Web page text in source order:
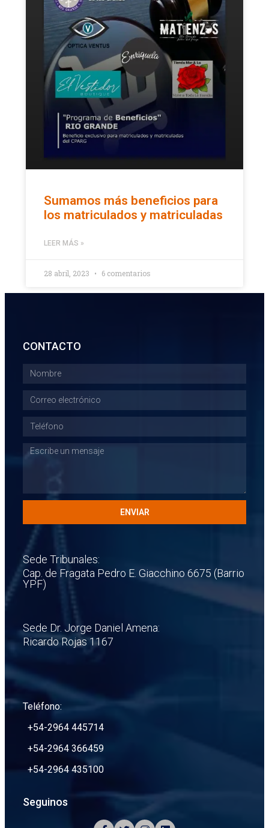
Sumamos más beneficios para
los matriculados y matriculadas
LEER MÁS »
28 abril, 2023 6 comentarios
CONTACTO
ENVIAR
Sede Tribunales:
Cap. de Fragata Pedro E. Giacchino 6675 (Barrio
YPF)
Sede Dr. Jorge Daniel Amena:
Ricardo Rojas 1167
Teléfono:
+54-2964 445714
+54-2964 366459
+54-2964 435100
Seguinos